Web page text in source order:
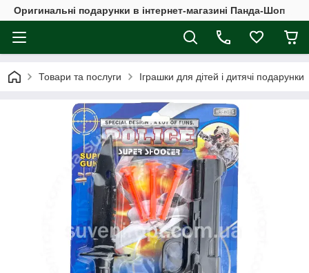
Оригинальні подарунки в інтернет-магазині Панда-Шоп
Товари та послуги Іграшки для дітей і дитячі подарунки